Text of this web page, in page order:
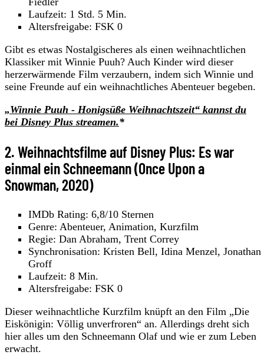
Laufzeit: 1 Std. 5 Min.
Altersfreigabe: FSK 0
Gibt es etwas Nostalgischeres als einen weihnachtlichen
Klassiker mit Winnie Puuh? Auch Kinder wird dieser
herzerwärmende Film verzaubern, indem sich Winnie und
seine Freunde auf ein weihnachtliches Abenteuer begeben.
„Winnie Puuh - Honigsüße Weihnachtszeit“ kannst du
bei Disney Plus streamen.*
2. Weihnachtsfilme auf Disney Plus: Es war
einmal ein Schneemann (Once Upon a
Snowman, 2020)
IMDb Rating: 6,8/10 Sternen
Genre: Abenteuer, Animation, Kurzfilm
Regie: Dan Abraham, Trent Correy
Synchronisation: Kristen Bell, Idina Menzel, Jonathan
Groff
Laufzeit: 8 Min.
Altersfreigabe: FSK 0
Dieser weihnachtliche Kurzfilm knüpft an den Film „Die
Eiskönigin: Völlig unverfroren“ an. Allerdings dreht sich
hier alles um den Schneemann Olaf und wie er zum Leben
erwacht.